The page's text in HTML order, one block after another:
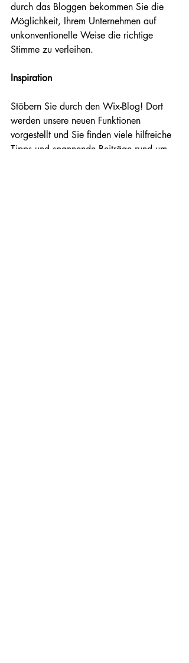
durch das Bloggen bekommen Sie die
Möglichkeit, Ihrem Unternehmen auf
unkonventionelle Weise die richtige
Stimme zu verleihen.
Inspiration
Stöbern Sie durch den Wix-Blog! Dort
werden unsere neuen Funktionen
vorgestellt und Sie finden viele hilfreiche
Tipps und spannende Beiträge rund um